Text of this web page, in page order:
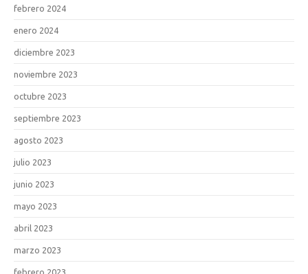
febrero 2024
enero 2024
diciembre 2023
noviembre 2023
octubre 2023
septiembre 2023
agosto 2023
julio 2023
junio 2023
mayo 2023
abril 2023
marzo 2023
febrero 2023